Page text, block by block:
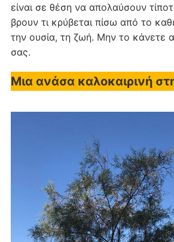
είναι σε θέση να απολαύσουν
βρουν τι κρύβεται πίσω από το
την ουσία, τη ζωή. Μην το κάνετε
σας.
Μια ανάσα καλοκαιρινή